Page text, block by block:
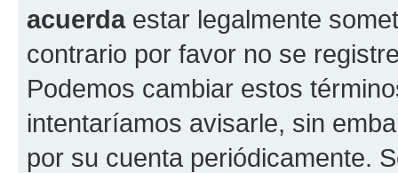
acuerdaestar legalmente
contrario por favor no se
Podemos cambiar estos
intentaríamos avisarle, sin
por su cuenta periódicamente.